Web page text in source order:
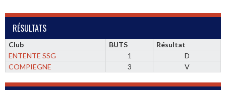
RÉSULTATS
Club BUTS
Résultat
ENTENTE SSG
1
D
COMPIEGNE
3 V